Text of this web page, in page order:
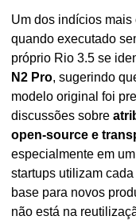
Um dos indícios
quando executado
próprio Rio 3.5 se
N2 Pro, sugerindo
modelo original foi
discussões sobre
open-source e
especialmente em
startups utilizam
base para novos
não está na